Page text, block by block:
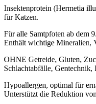
Insektenprotein (Hermetia
für Katzen.
Für alle Samtpfoten ab dem
Enthält wichtige Mineralien,
OHNE Getreide, Gluten,
Schlachtabfälle,
Hypoallergen, optimal für
Unterstützt die Reduktion